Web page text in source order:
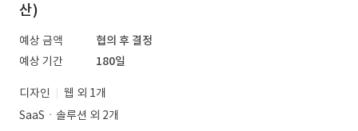
산)
예상 금액
협의 후 결정
예상 기간
180일
디자인
웹 외 1개
SaaSㆍ솔루션 외 2개